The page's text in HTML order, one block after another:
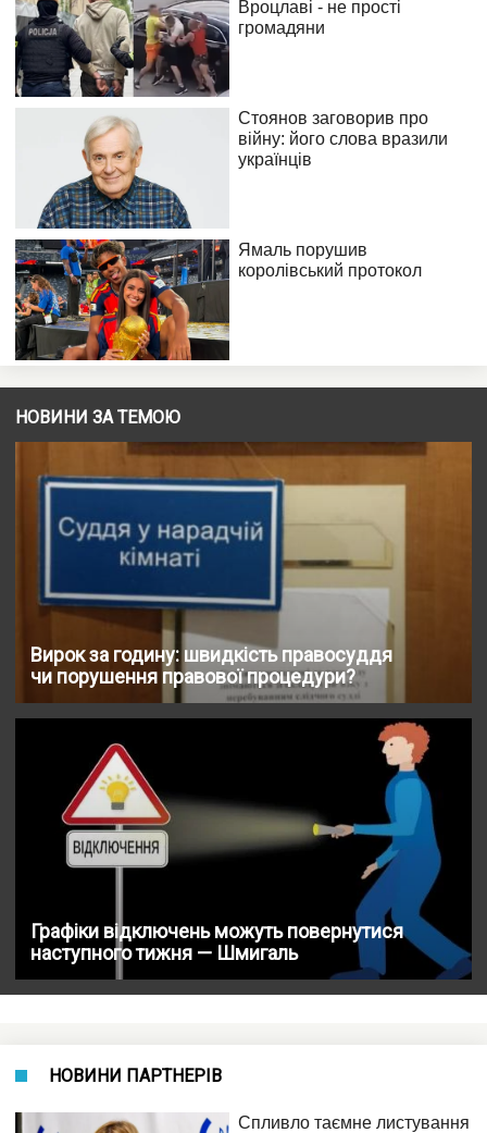
НОВИНИ ЗА ТЕМОЮ
Вирок за годину: швидкість правосуддя
чи порушення правової процедури?
Графіки відключень можуть повернутися
наступного тижня — Шмигаль
НОВИНИ ПАРТНЕРІВ